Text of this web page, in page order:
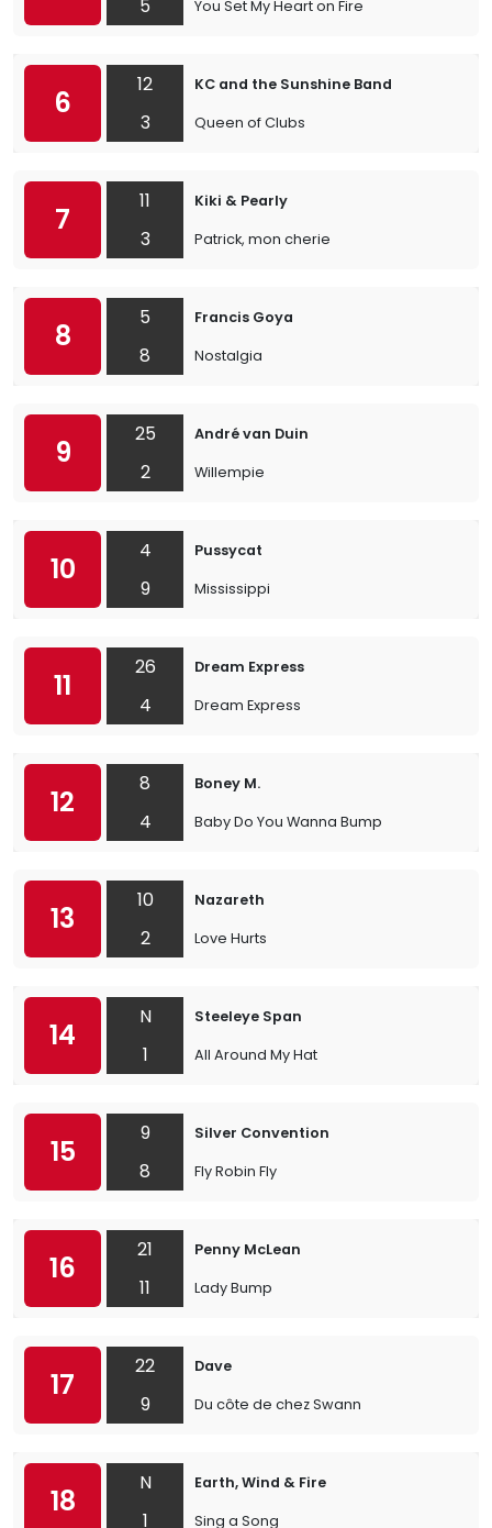
5 You Set My Heart on Fire
6
12
3
KC and the Sunshine Band
Queen of Clubs
7
11
3
Kiki & Pearly
Patrick, mon cherie
8
5
8
Francis Goya
Nostalgia
9
25
2
André van Duin
Willempie
10
4
9
Pussycat
Mississippi
11
26
4
Dream Express
Dream Express
12
8
4
Boney M.
Baby Do You Wanna Bump
13
10
2
Nazareth
Love Hurts
14
N
1
Steeleye Span
All Around My Hat
15
9
8
Silver Convention
Fly Robin Fly
16
21
11
Penny McLean
Lady Bump
17
22
9
Dave
Du côte de chez Swann
18
N
1
Earth, Wind & Fire
Sing a Song